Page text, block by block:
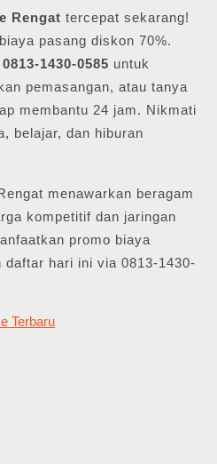
Rengat tercepat sekarang!
pasang diskon 70%.
0813-1430-0585 untuk
pemasangan, atau tanya
membantu 24 jam. Nikmati
belajar, dan hiburan
menawarkan beragam
kompetitif dan jaringan
promo biaya
daftar hari ini via 0813-1430-
Terbaru